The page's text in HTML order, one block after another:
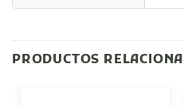
PRODUCTOS